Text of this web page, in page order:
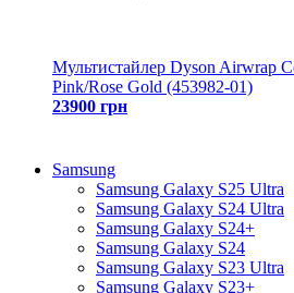
Мультистайлер Dyson Airwrap
Pink/Rose Gold (453982-01)
23900 грн
Samsung
Samsung Galaxy S25 Ultra
Samsung Galaxy S24 Ultra
Samsung Galaxy S24+
Samsung Galaxy S24
Samsung Galaxy S23 Ultra
Samsung Galaxy S23+